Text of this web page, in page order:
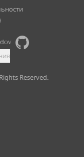
Reserved.